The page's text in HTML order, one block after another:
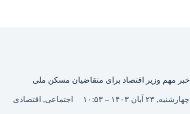
خبر مهم وزیر اقتصاد برای متقاضیان مسکن ملی
چهارشنبه, ۲۳ آبان ۱۴۰۳ – ۱۰:۵۳ اجتماعی, اقتصادی